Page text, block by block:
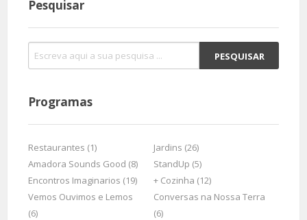
Pesquisar
Programas
Restaurantes (1)
Jardins (26)
Amadora Sounds Good (8)
StandUp (5)
Encontros Imaginarios (19)
+ Cozinha (12)
Vemos Ouvimos e Lemos
(6)
Conversas na Nossa Terra
(6)